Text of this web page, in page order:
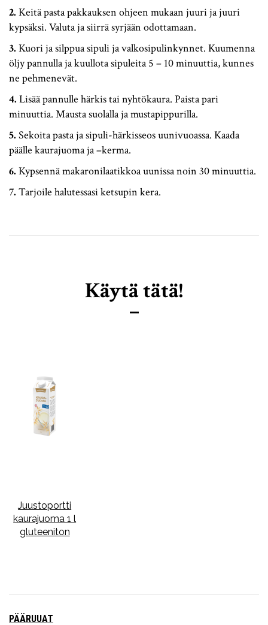
Keitä pasta pakkauksen ohjeen mukaan juuri ja juuri
kypsäksi. Valuta ja siirrä syrjään odottamaan.
Kuori ja silppua sipuli ja valkosipulinkynnet. Kuumenna
öljy pannulla ja kuullota sipuleita 5 – 10 minuuttia, kunnes
ne pehmenevät.
Lisää pannulle härkis tai nyhtökaura. Paista pari
minuuttia. Mausta suolalla ja mustapippurilla.
Sekoita pasta ja sipuli-härkisseos uunivuoassa. Kaada
päälle kaurajuoma ja –kerma.
Kypsennä makaronilaatikkoa uunissa noin 30 minuuttia.
Tarjoile halutessasi ketsupin kera.
Käytä tätä!
Juustoportti
kaurajuoma 1 l
gluteeniton
PÄÄRUUAT